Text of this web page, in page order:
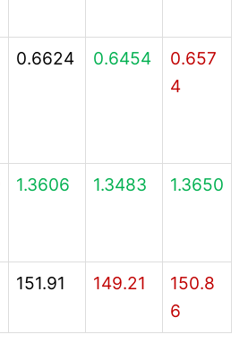
0.6624 0.6454
0.657
4
1.3606 1.3483 1.3650
151.91 149.21
150.8
6